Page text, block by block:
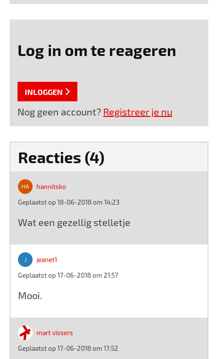
Log in om te reageren
INLOGGEN
Nog geen account? Registreer je nu
Reacties (4)
hannitsko
Geplaatst op 18-06-2018 om 14:23
Wat een gezellig stelletje
jeanet1
Geplaatst op 17-06-2018 om 21:57
Mooi.
mart vissers
Geplaatst op 17-06-2018 om 17:52